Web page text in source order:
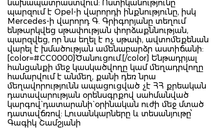
նախապատրաստվում: Ոստիկանությունը
պարզում է Opel-ի վարորդի ինքնությունը, իսկ
Mercedes-ի վարորդ Գ. Գրիգորյանը տեղում
ենթարկվեց սթափության փորձաքննության,
պարզվեց, որ նա եղել է ոչ սթափ, ավտոմեքենան
վարել է խմածության ամենաբարձր աստիճանի:
[color=#CC0000]Ծանուցում.[/color] Ենթադրյալ
հանցանքի մեջ կասկածվողը կամ մեղադրվողը
համարվում է անմեղ, քանի դեռ նրա
մեղավորությունն ապացուցված չէ ՀՀ քրեական
դատավարության օրենսգրքով սահմանված
կարգով` դատարանի` օրինական ուժի մեջ մտած
դատավճռով: Լուսանկարները և տեսանյութը՝
Գագիկ Շամշյանի